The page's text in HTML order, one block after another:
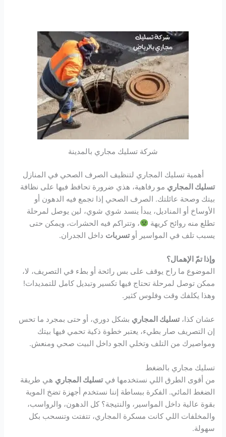
شركة تسليك مجاري بالمدينة
أهمية تسليك المجاري لتنظيف الصرف الصحي في المنازل
تسليك المجاري مو رفاهية، هذي ضرورة تحافظ فيها على نظافة
بيتك وصحة عائلتك. الصرف الصحي إذا تجمع فيه الدهون أو
الأوساخ أو المناديل، يبدأ ينسد شوي شوي، لين يوصل لمرحلة
تطلع منه روائح كريهة
، وتتراكم فيه الحشرات، ويمكن حتى
يسبب تلف في المواسير أوتسربات داخل الجدران.
وإذا تمّ الإهمال؟
الموضوع ما راح يوقف على بس رائحة أو بطء في التصريف، لا،
ممكن توصل لمرحلة تحتاج فيها تكسير وتبديل كامل للتمديدات!
وهذا يكلفك وقت وفلوس كثير.
عشان كذا،تسليك المجاري بشكل دوري، أو حتى بمجرد ما تحس
إن التصريف صار بطيء، يعتبر خطوة ذكية تحمي فيها بيتك
ومواصيرك من التلف وتخلي الجو داخل البيت صحي ومنعش.
تسليك مجاري بالضغط
من أقوى الطرق اللي نستخدمها فيتسليك المجاري هي طريقة
الضغط المائي. الفكرة ببساطة إننا نستخدم أجهزة تضخ الموية
بقوة عالية داخل المواسير، والنتيجة؟ كل الدهون، والرواسب،
والمخلفات اللي كانت مسكرة المجاري، تتفتت وتنسحب بكل
سهولة.